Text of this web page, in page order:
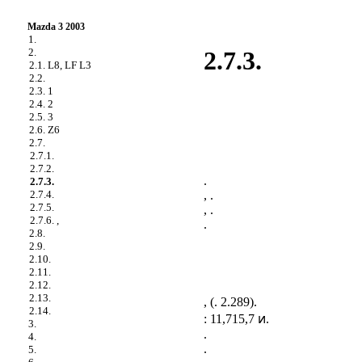
Mazda 3 2003
1.
2.
2.1. L8, LF L3
2.2.
2.3. 1
2.4. 2
2.5. 3
2.6. Z6
2.7.
2.7.1.
2.7.2.
2.7.3.
2.7.4.
2.7.5.
2.7.6. ,
2.8.
2.9.
2.10.
2.11.
2.12.
2.13.
2.14.
3.
4.
5.
2.7.3.
.
, .
, .
.
, (. 2.289).
: 11,715,7 ͷ.
.
.